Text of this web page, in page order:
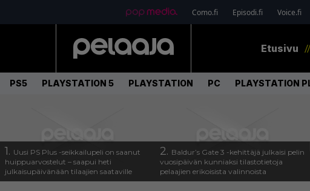
Como.fi Episodi.fi Voice.fi
Etusivu
PS5 PLAYSTATION 5 PLAYSTATION PC PLAYSTATION
1. Uusi PS Plus -seikkailupeli on saanut
huippuarvostelut – saapui heti
julkaisupäivänään tilaajien saataville
2. Baldur’s Gate 3 -kehittäjä julkaisi pelin
vuosipäivän kunniaksi tilastotietoja
pelaajien erikoisista valinnoista